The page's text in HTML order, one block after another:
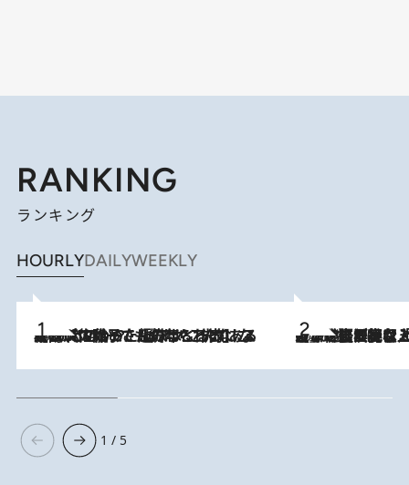
RANKING
ランキング
HOURLYDAILYWEEKLY
2026.8.5
【阿川佐和子さんの年とる力】なぜ70代で始めた趣味は“こんなに楽しい”のか？ ピアノ、俳句…スランプに陥っても続けられる“ある秘訣”とは 2026.8.5
【なぜ吉沢亮は「気配を消せる」のか？】興行収入208億の『国宝』を経て挑むミュージカル『ディア・エヴァン・ハンセン』。トップ俳優が舞台上でさらけ出した“孤独”とは
1 / 5